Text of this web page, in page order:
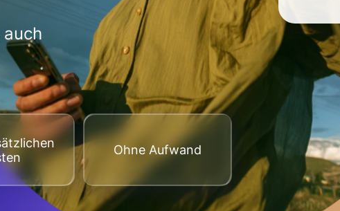
Оhne Aufwand